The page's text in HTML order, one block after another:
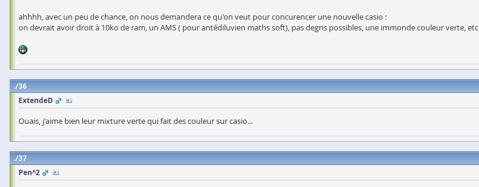
ahhhh, avec un peu de chance, on nous demandera ce qu'on veut pour concurencer une nouvelle casio :
on devrait avoir droit à 10ko de ram, un AMS ( pour antédiluvien maths soft), pas degris possibles, une immonde couleur verte, etc
36
ExtendeD
Ouais, j'aime bien leur mixture verte qui fait des couleur sur casio...
37
Pen^2